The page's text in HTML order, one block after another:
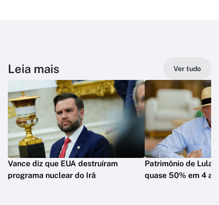
Leia mais Ver tudo
Vance diz que EUA destruíram
programa nuclear do Irã
Patrimônio de Lula
quase 50% em 4